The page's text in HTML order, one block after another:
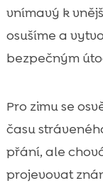
vnímavý k
osušíme a
bezpečným
Pro zimu se
času
přání, ale
projevovat